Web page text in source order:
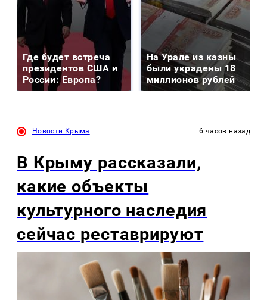
Где будет встреча
президентов США и
России: Европа?
На Урале из казны
были украдены 18
миллионов рублей
Новости Крыма 6 часов назад
В Крыму рассказали,
какие объекты
культурного наследия
сейчас реставрируют